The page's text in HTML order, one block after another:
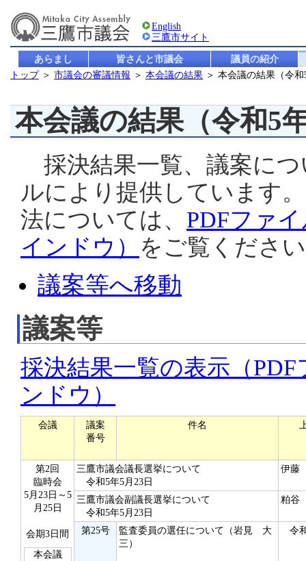
English
三鷹市サイト
あらまし 皆さんと市議会
議員の紹介
トップ＞ 市議会の審議情報 ＞ 本会議の結果 ＞ 本会議の結果（令
本会議の結果（令和5
採決結果一覧、議案に
ルにより提供しています
法については、 PDFファ
インドウ）
をご覧くださ
議案等へ移動
議案等
採決結果一覧の表示（
ンドウ）
会議
議案
番号
件名
第2回
臨時会
5月23日～5
月25日
会期3日間
本会議
三鷹市議会議長選挙について
令和5年5月23日
伊藤
三鷹市議会副議長選挙について
令和5年5月23日
粕
第25号
監査委員の選任について（岩見 大
三）
令